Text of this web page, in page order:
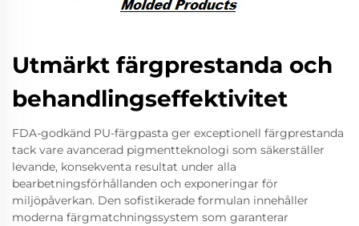
Utmärkt färgprestanda och
behandlingseffektivitet
FDA-godkänd PU-färgpasta ger exceptionell färgprestanda
tack vare avancerad pigmentteknologi som säkerställer
levande, konsekventa resultat under alla
bearbetningsförhållanden och exponeringar för
miljöpåverkan. Den sofistikerade formulan innehåller
moderna färgmatchningssystem som garanterar